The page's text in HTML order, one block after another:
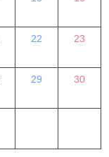
22 23
29 30